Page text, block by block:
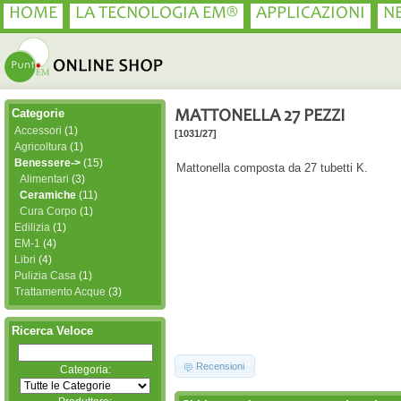
HOME LA TECNOLOGIA EM® APPLICAZIONI
MATTONELLA 27 PEZZI
[1031/27]
Mattonella composta da 27 tubetti K.
Recensioni
Categorie
Accessori (1)
Agricoltura (1)
Benessere-> (15)
Alimentari (3)
Ceramiche (11)
Cura Corpo (1)
Edilizia (1)
EM-1 (4)
Libri (4)
Pulizia Casa (1)
Trattamento Acque (3)
Ricerca Veloce
Categoria: